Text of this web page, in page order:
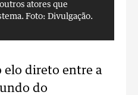
atores que
Foto: Divulgação.
elo direto entre a
do